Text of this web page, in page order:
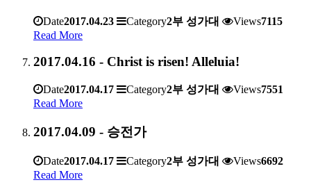
Date2017.04.23 Category2부 성가대 Views7115
Read More
2017.04.16 - Christ is risen! Alleluia!
Date2017.04.17 Category2부 성가대 Views7551
Read More
2017.04.09 - 승전가
Date2017.04.17 Category2부 성가대 Views6692
Read More